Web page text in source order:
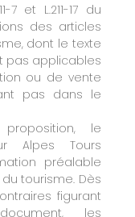
7 et L.211-17 du
des articles
dont le texte
pas applicables
ou de vente
pas dans le
le
Alpes Tours
préalable
du tourisme. Dès
figurant
les